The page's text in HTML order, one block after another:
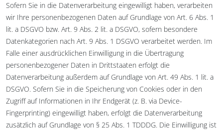
Sofern Sie in die Datenverarbeitung eingewilligt haben, verarbeiten
wir Ihre personenbezogenen Daten auf Grundlage von Art. 6 Abs. 1
lit. a DSGVO bzw. Art. 9 Abs. 2 lit. a DSGVO, sofern besondere
Datenkategorien nach Art. 9 Abs. 1 DSGVO verarbeitet werden. Im
Falle einer ausdrücklichen Einwilligung in die Übertragung
personenbezogener Daten in Drittstaaten erfolgt die
Datenverarbeitung außerdem auf Grundlage von Art. 49 Abs. 1 lit. a
DSGVO. Sofern Sie in die Speicherung von Cookies oder in den
Zugriff auf Informationen in Ihr Endgerät (z. B. via Device-
Fingerprinting) eingewilligt haben, erfolgt die Datenverarbeitung
zusätzlich auf Grundlage von § 25 Abs. 1 TDDDG. Die Einwilligung ist